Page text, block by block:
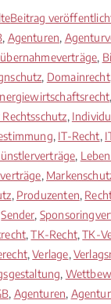
Beitrag
, Agenturen,
,
, Domainrecht,
,
,
, IT-Recht,
,
,
, Produzenten,
Sender,
,TK-Recht,TK-
,Verlage,
,
, Agenturen,